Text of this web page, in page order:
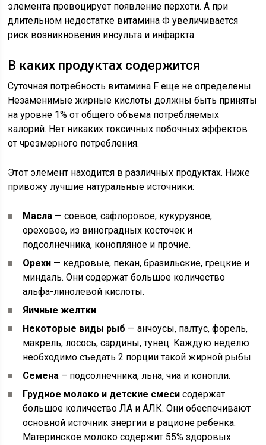
элемента провоцирует появление перхоти. А при
длительном недостатке витамина Ф увеличивается
риск возникновения инсульта и инфаркта.
В каких продуктах содержится
Суточная потребность витамина F еще не определены.
Незаменимые жирные кислоты должны быть приняты
на уровне 1% от общего объема потребляемых
калорий. Нет никаких токсичных побочных эффектов
от чрезмерного потребления.
Этот элемент находится в различных продуктах. Ниже
привожу лучшие натуральные источники:
Масла — соевое, сафлоровое, кукурузное,
ореховое, из виноградных косточек и
подсолнечника, конопляное и прочие.
Орехи — кедровые, пекан, бразильские, грецкие и
миндаль. Они содержат большое количество
альфа-линолевой кислоты.
Яичные желтки.
Некоторые виды рыб — анчоусы, палтус, форель,
макрель, лосось, сардины, тунец. Каждую неделю
необходимо съедать 2 порции такой жирной рыбы.
Семена – подсолнечника, льна, чиа и конопли.
Грудное молоко и детские смеси содержат
большое количество ЛА и АЛК. Они обеспечивают
основной источник энергии в рационе ребенка.
Материнское молоко содержит 55% здоровых